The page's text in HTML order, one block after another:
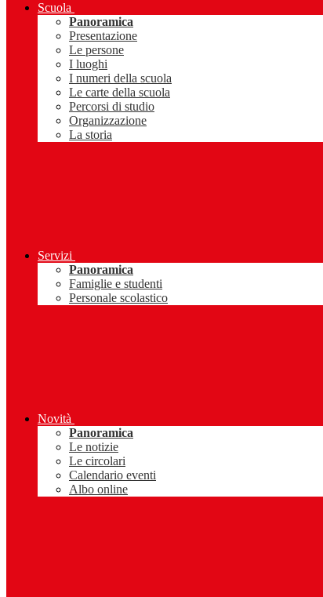
Scuola
Panoramica
Presentazione
Le persone
I luoghi
I numeri della scuola
Le carte della scuola
Percorsi di studio
Organizzazione
La storia
Servizi
Panoramica
Famiglie e studenti
Personale scolastico
Novità
Panoramica
Le notizie
Le circolari
Calendario eventi
Albo online